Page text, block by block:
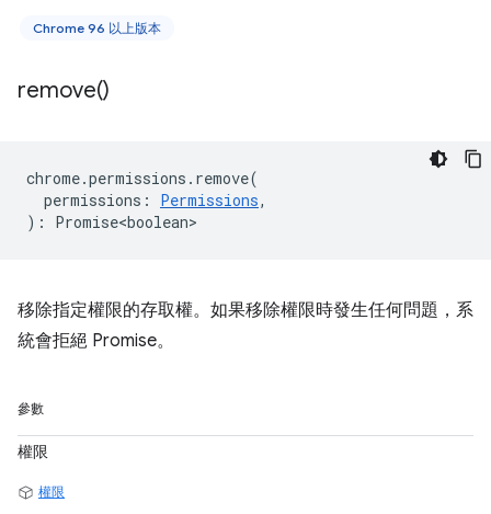
Chrome 96 以上版本
remove()
chrome.permissions . remove(
permissions : Permissions,
) : Promise<boolean>
移除指定權限的存取權。如果移除權限時發生任何問題，系
統會拒絕 Promise。
參數
權限
權限